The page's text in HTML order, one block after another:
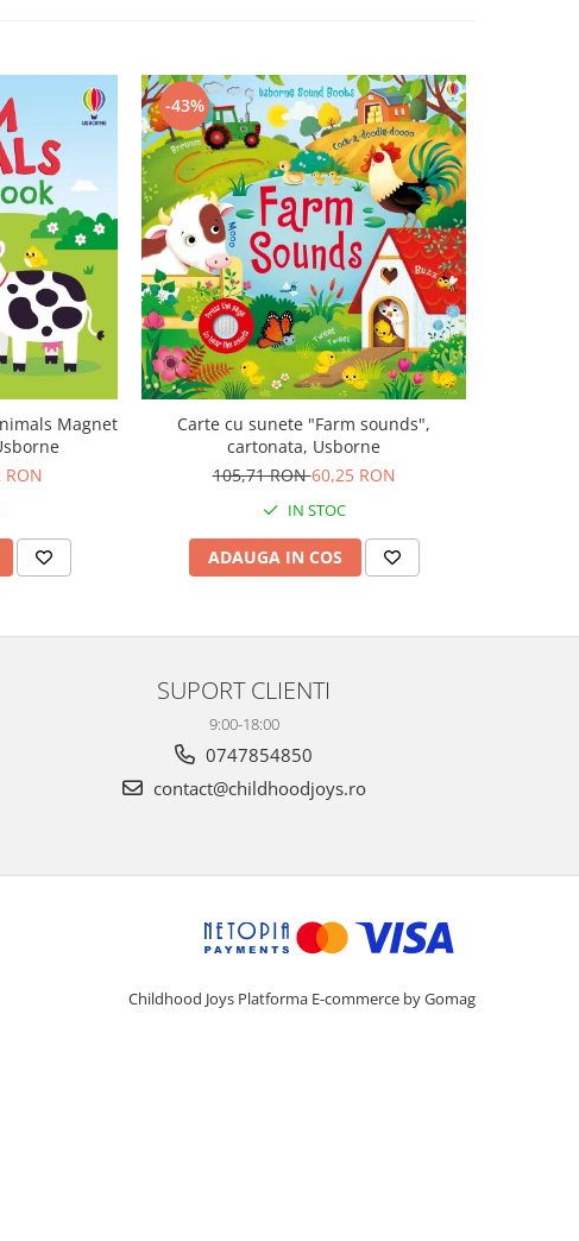
Magnet
RON
-43%
Carte cu sunete "Farm sounds",
cartonata, Usborne
105,71 RON60,25 RON
IN STOC
ADAUGA IN COS
SUPORT CLIENTI
9:00-18:00
0747854850
contact@childhoodjoys.ro
Childhood Joys Platforma E-commerce by Gomag